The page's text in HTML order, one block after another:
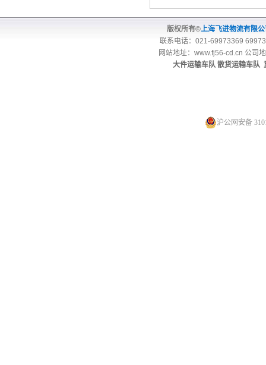
版权所有©上海飞进物流有限
联系电话：021-69973369
网站地址： www.fj56-cd.cn 公司
大件运输车队 散货运输车队
沪公网安备